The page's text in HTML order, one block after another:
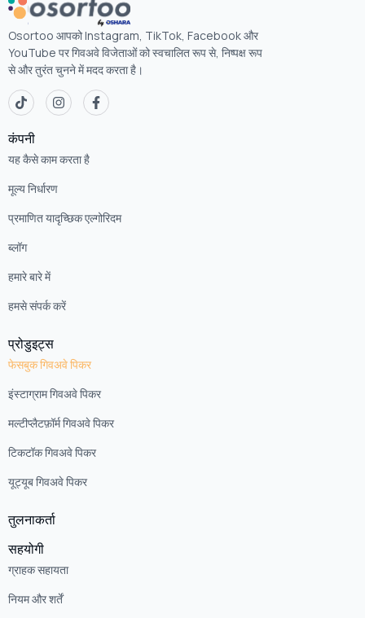
Osortoo आपको Instagram, TikTok, Facebook और
YouTube पर गिवअवे विजेताओं को स्वचालित रूप से, निष्पक्ष रूप
से और तुरंत चुनने में मदद करता है।
कंपनी
यह कैसे काम करता है
मूल्य निर्धारण
प्रमाणित यादृच्छिक एल्गोरिदम
ब्लॉग
हमारे बारे में
हमसे संपर्क करें
प्रोडुइट्स
फेसबुक गिवअवे पिकर
इंस्टाग्राम गिवअवे पिकर
मल्टीप्लैटफ़ॉर्म गिवअवे पिकर
टिकटॉक गिवअवे पिकर
यूट्यूब गिवअवे पिकर
तुलनाकर्ता
सहयोगी
ग्राहक सहायता
नियम और शर्तें